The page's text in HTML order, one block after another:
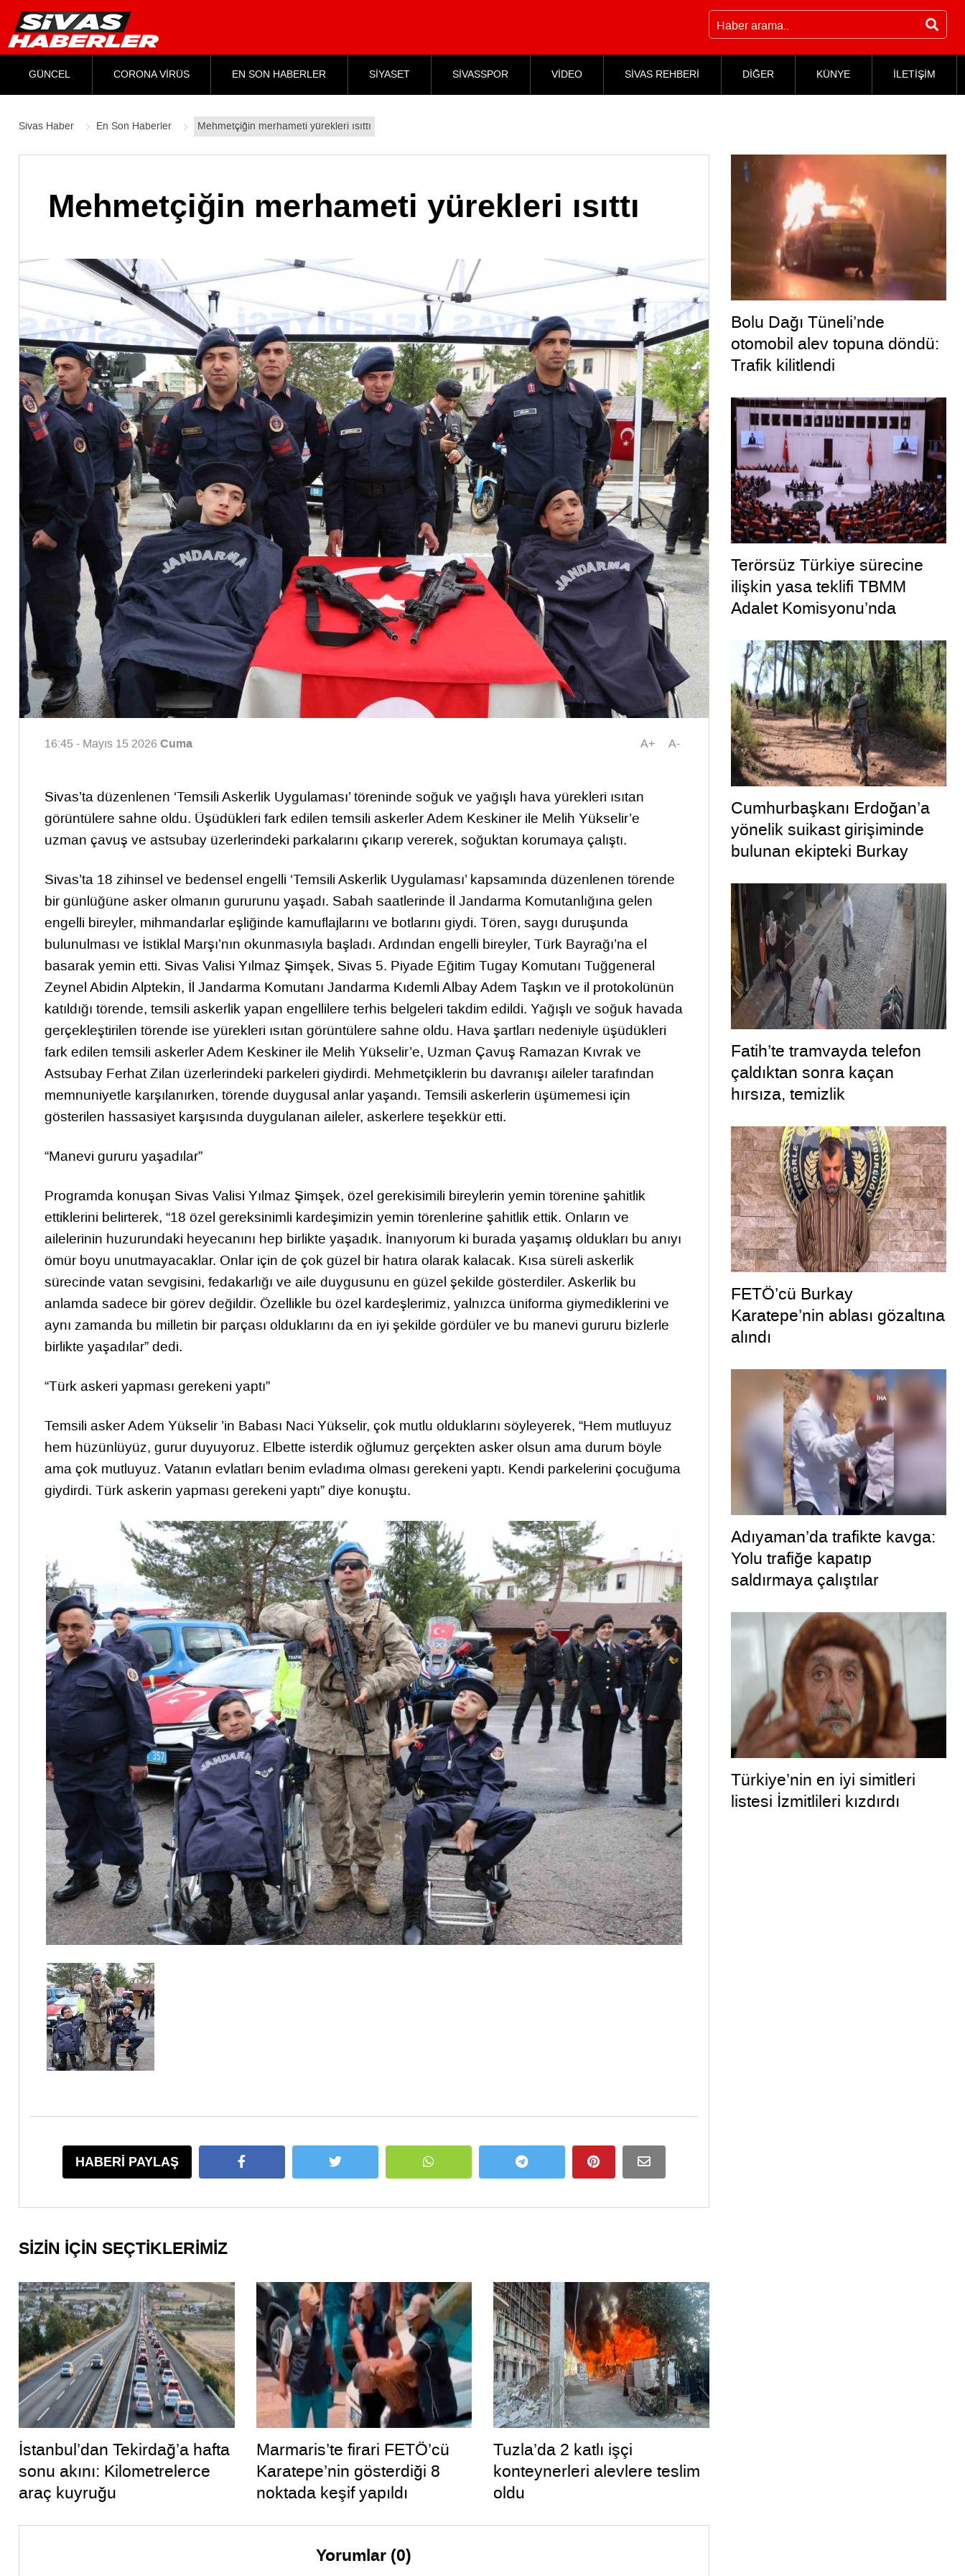
GÜNCEL CORONA VİRÜS EN SON HABERLER SİYASET SİVASSPOR VİDEO SİVAS REHBERİ DİĞER KÜNYE İLETİŞİM
Sivas Haber En Son Haberler Mehmetçiğin merhameti yürekleri ısıttı
Mehmetçiğin merhameti yürekleri ısıttı
16:45 - Mayıs 15 2026 Cuma A+ A-
Sivas’ta düzenlenen ‘Temsili Askerlik Uygulaması’ töreninde soğuk ve yağışlı hava yürekleri ısıtan
görüntülere sahne oldu. Üşüdükleri fark edilen temsili askerler Adem Keskiner ile Melih Yükselir’e
uzman çavuş ve astsubay üzerlerindeki parkalarını çıkarıp vererek, soğuktan korumaya çalıştı.
Sivas’ta 18 zihinsel ve bedensel engelli ‘Temsili Askerlik Uygulaması’ kapsamında düzenlenen törende
bir günlüğüne asker olmanın gururunu yaşadı. Sabah saatlerinde İl Jandarma Komutanlığına gelen
engelli bireyler, mihmandarlar eşliğinde kamuflajlarını ve botlarını giydi. Tören, saygı duruşunda
bulunulması ve İstiklal Marşı’nın okunmasıyla başladı. Ardından engelli bireyler, Türk Bayrağı’na el
basarak yemin etti. Sivas Valisi Yılmaz Şimşek, Sivas 5. Piyade Eğitim Tugay Komutanı Tuğgeneral
Zeynel Abidin Alptekin, İl Jandarma Komutanı Jandarma Kıdemli Albay Adem Taşkın ve il protokolünün
katıldığı törende, temsili askerlik yapan engellilere terhis belgeleri takdim edildi. Yağışlı ve soğuk havada
gerçekleştirilen törende ise yürekleri ısıtan görüntülere sahne oldu. Hava şartları nedeniyle üşüdükleri
fark edilen temsili askerler Adem Keskiner ile Melih Yükselir’e, Uzman Çavuş Ramazan Kıvrak ve
Astsubay Ferhat Zilan üzerlerindeki parkeleri giydirdi. Mehmetçiklerin bu davranışı aileler tarafından
memnuniyetle karşılanırken, törende duygusal anlar yaşandı. Temsili askerlerin üşümemesi için
gösterilen hassasiyet karşısında duygulanan aileler, askerlere teşekkür etti.
“Manevi gururu yaşadılar”
Programda konuşan Sivas Valisi Yılmaz Şimşek, özel gerekisimili bireylerin yemin törenine şahitlik
ettiklerini belirterek, “18 özel gereksinimli kardeşimizin yemin törenlerine şahitlik ettik. Onların ve
ailelerinin huzurundaki heyecanını hep birlikte yaşadık. İnanıyorum ki burada yaşamış oldukları bu anıyı
ömür boyu unutmayacaklar. Onlar için de çok güzel bir hatıra olarak kalacak. Kısa süreli askerlik
sürecinde vatan sevgisini, fedakarlığı ve aile duygusunu en güzel şekilde gösterdiler. Askerlik bu
anlamda sadece bir görev değildir. Özellikle bu özel kardeşlerimiz, yalnızca üniforma giymediklerini ve
aynı zamanda bu milletin bir parçası olduklarını da en iyi şekilde gördüler ve bu manevi gururu bizlerle
birlikte yaşadılar” dedi.
“Türk askeri yapması gerekeni yaptı”
Temsili asker Adem Yükselir ’in Babası Naci Yükselir, çok mutlu olduklarını söyleyerek, “Hem mutluyuz
hem hüzünlüyüz, gurur duyuyoruz. Elbette isterdik oğlumuz gerçekten asker olsun ama durum böyle
ama çok mutluyuz. Vatanın evlatları benim evladıma olması gerekeni yaptı. Kendi parkelerini çocuğuma
giydirdi. Türk askerin yapması gerekeni yaptı” diye konuştu.
HABERİ PAYLAŞ
SİZİN İÇİN SEÇTİKLERİMİZ
İstanbul’dan Tekirdağ’a hafta
sonu akını: Kilometrelerce
araç kuyruğu
Marmaris’te firari FETÖ’cü
Karatepe’nin gösterdiği 8
noktada keşif yapıldı
Tuzla’da 2 katlı işçi
konteynerleri alevlere teslim
oldu
Yorumlar (0)
Bolu Dağı Tüneli’nde
otomobil alev topuna döndü:
Trafik kilitlendi
Terörsüz Türkiye sürecine
ilişkin yasa teklifi TBMM
Adalet Komisyonu’nda
Cumhurbaşkanı Erdoğan’a
yönelik suikast girişiminde
bulunan ekipteki Burkay
Fatih’te tramvayda telefon
çaldıktan sonra kaçan
hırsıza, temizlik
müdahale kamerada
FETÖ’cü Burkay
Karatepe’nin ablası gözaltına
alındı
Adıyaman’da trafikte kavga:
Yolu trafiğe kapatıp
saldırmaya çalıştılar
Türkiye’nin en iyi simitleri
listesi İzmitlileri kızdırdı